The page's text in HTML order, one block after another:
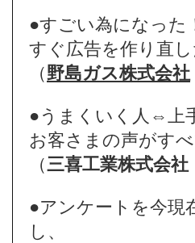
●すごい為になった
すぐ広告を作り直し
（野島ガス株式会社
●うまくいく人⇔上
お客さまの声がすべ
（三喜工業株式会社
●アンケートを今現
し、